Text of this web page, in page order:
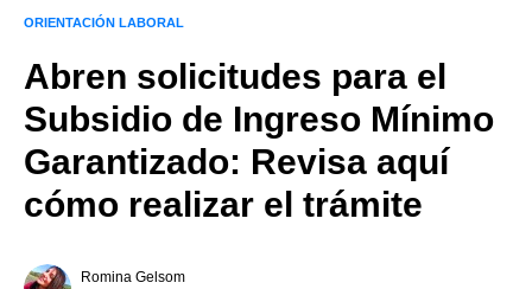
ORIENTACIÓN LABORAL
Abren solicitudes para el
Subsidio de Ingreso Mínimo
Garantizado: Revisa aquí
cómo realizar el trámite
Romina Gelsom